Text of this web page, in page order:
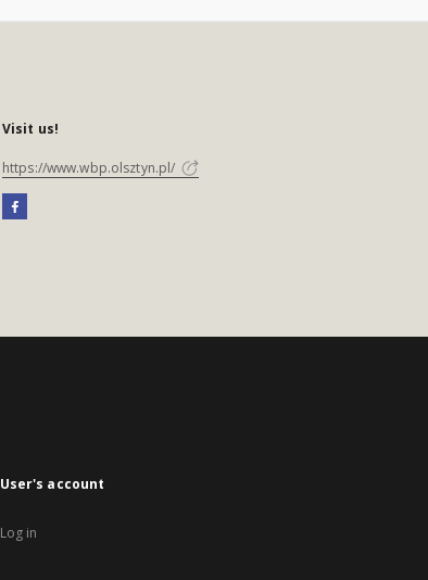
Visit us!
https://www.wbp.olsztyn.pl/
User's account
Log in